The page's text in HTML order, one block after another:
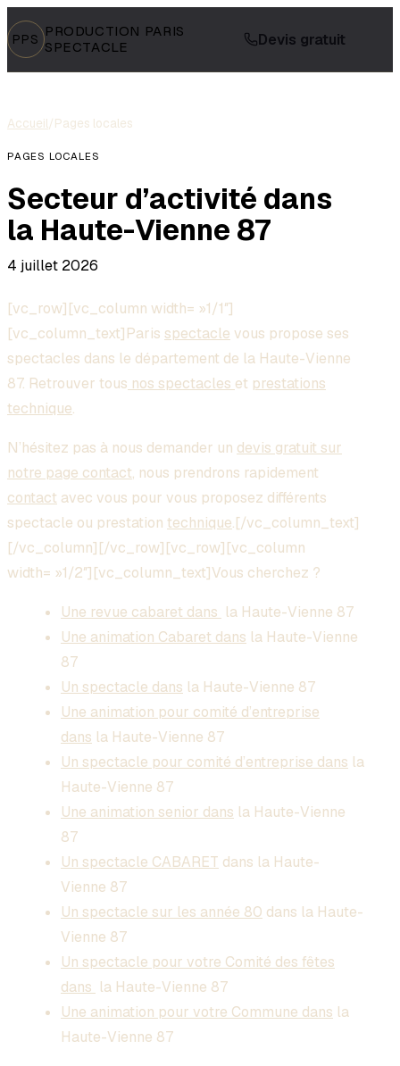
PPS PRODUCTION PARIS
SPECTACLE
Devis gratuit
Accueil/Pages locales
PAGES LOCALES
Secteur d’activité dans
la Haute-Vienne 87
4 juillet 2026
[vc_row][vc_column width= »1/1″]
[vc_column_text]Paris spectacle vous propose ses
spectacles dans le département de la Haute-Vienne
87. Retrouver tous nos spectacles et prestations
technique.
N’hésitez pas à nous demander un devis gratuit sur
notre page contact, nous prendrons rapidement
contact avec vous pour vous proposez différents
spectacle ou prestation technique.[/vc_column_text]
[/vc_column][/vc_row][vc_row][vc_column
width= »1/2″][vc_column_text]Vous cherchez ?
Une revue cabaret dans la Haute-Vienne 87
Une animation Cabaret dans la Haute-Vienne
87
Un spectacle dans la Haute-Vienne 87
Une animation pour comité d’entreprise
dans la Haute-Vienne 87
Un spectacle pour comité d’entreprise dans la
Haute-Vienne 87
Une animation senior dans la Haute-Vienne
87
Un spectacle CABARET dans la Haute-
Vienne 87
Un spectacle sur les année 80 dans la Haute-
Vienne 87
Un spectacle pour votre Comité des fêtes
dans la Haute-Vienne 87
Une animation pour votre Commune dans la
Haute-Vienne 87